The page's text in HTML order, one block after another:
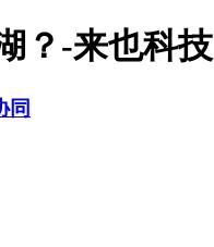
？-来也科技